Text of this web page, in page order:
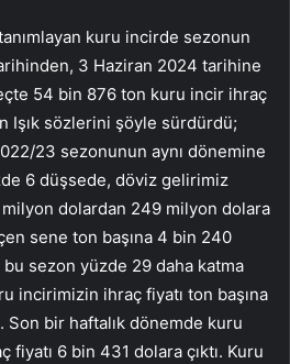
kuru incirde sezonun
3 Haziran 2024 tarihine
54 bin 876 ton kuru incir ihraç
Işık sözlerini şöyle sürdürdü;
23 sezonunun aynı dönemine
6 düşsede, döviz gelirimiz
milyon dolardan 249 milyon dolara
sene ton başına 4 bin 240
sezon yüzde 29 daha katma
incirimizin ihraç fiyatı ton başına
bir haftalık dönemde kuru
6 bin 431 dolara çıktı. Kuru